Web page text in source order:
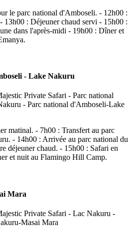
le parc national d'Amboseli. - 12h00 :
13h00 : Déjeuner chaud servi - 15h00 :
dans l'après-midi - 19h00 : Dîner et
- Lake Nakuru
matinal. - 7h00 : Transfert au parc
- 14h00 : Arrivée au parc national du
déjeuner chaud. - 15h00 : Safari en
et nuit au Flamingo Hill Camp.
Mara